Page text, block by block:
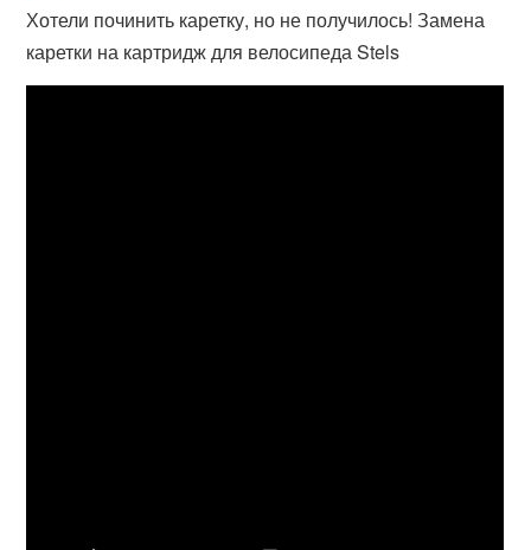
Хотели починить каретку, но не получилось! Замена
каретки на картридж для велосипеда Stels